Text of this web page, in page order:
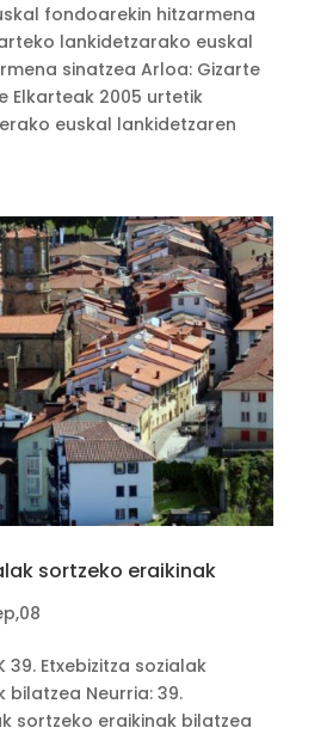
fondoarekin hitzarmena
lankidetzarako euskal
sinatzea Arloa: Gizarte
Elkarteak 2005 urtetik
euskal lankidetzaren
sortzeko eraikinak
39. Etxebizitza sozialak
bilatzea Neurria: 39.
sortzeko eraikinak bilatzea